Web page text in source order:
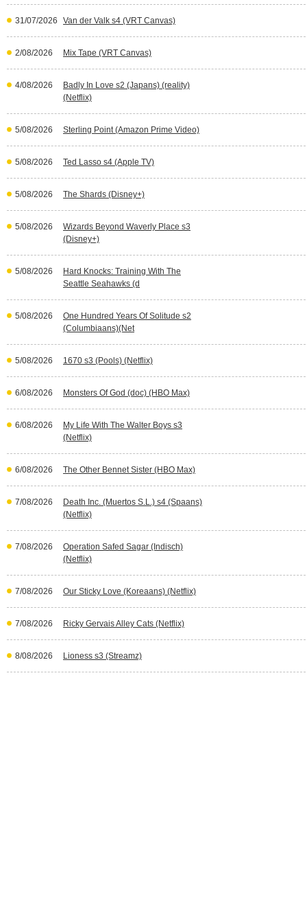
31/07/2026 Van der Valk s4 (VRT Canvas)
2/08/2026 Mix Tape (VRT Canvas)
4/08/2026
Badly In Love s2 (Japans) (reality)
(Netflix)
5/08/2026 Sterling Point (Amazon Prime Video)
5/08/2026 Ted Lasso s4 (Apple TV)
5/08/2026 The Shards (Disney+)
5/08/2026
Wizards Beyond Waverly Place s3
(Disney+)
5/08/2026
Hard Knocks: Training With The
Seattle Seahawks (d
5/08/2026
One Hundred Years Of Solitude s2
(Columbiaans)(Net
5/08/2026 1670 s3 (Pools) (Netflix)
6/08/2026 Monsters Of God (doc) (HBO Max)
6/08/2026
My Life With The Walter Boys s3
(Netflix)
6/08/2026 The Other Bennet Sister (HBO Max)
7/08/2026
Death Inc. (Muertos S.L.) s4 (Spaans)
(Netflix)
7/08/2026
Operation Safed Sagar (Indisch)
(Netflix)
7/08/2026 Our Sticky Love (Koreaans) (Netflix)
7/08/2026 Ricky Gervais Alley Cats (Netflix)
8/08/2026 Lioness s3 (Streamz)